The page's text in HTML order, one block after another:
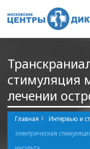
стимуляция
лечении
Главная Интервью и
электрическая